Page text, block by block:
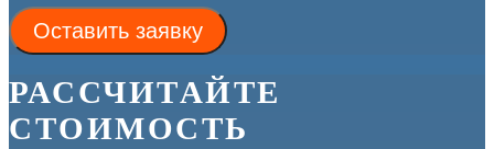
Оставить заявку
РАССЧИТАЙТЕ
СТОИМОСТЬ